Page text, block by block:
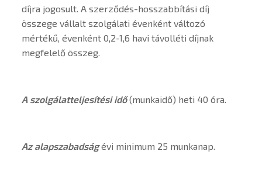
díjra jogosult. A szerződés-hosszabbítási díj
összege vállalt szolgálati évenként változó
mértékű, évenként 0,2-1,6 havi távolléti díjnak
megfelelő összeg.
A szolgálatteljesítési idő(munkaidő) heti 40 óra.
Az alapszabadságévi minimum 25 munkanap.